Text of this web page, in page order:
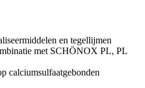
en tegellijmen
met SCHÖNOX PL, PL
calciumsulfaatgebonden